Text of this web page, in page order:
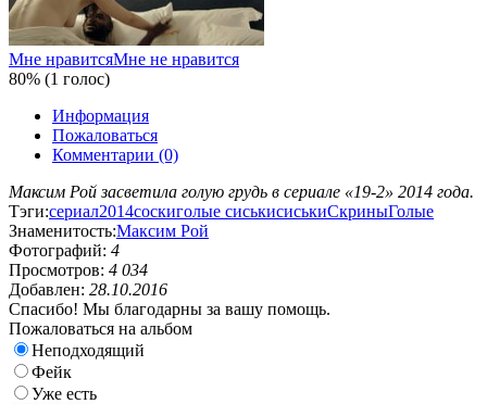
Мне нравитсяМне не нравится
80% (1 голос)
Информация
Пожаловаться
Комментарии (0)
Максим Рой засветила голую грудь в сериале «19-2» 2014 года.
Тэги:сериал2014соскиголые сиськисиськиСкриныГолые
Знаменитость:Максим Рой
Фотографий: 4
Просмотров: 4 034
Добавлен: 28.10.2016
Спасибо! Мы благодарны за вашу помощь.
Пожаловаться на альбом
Неподходящий
Фейк
Уже есть